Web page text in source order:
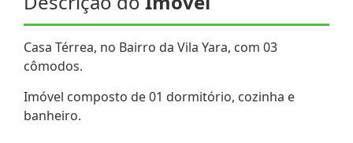
Casa Térrea, no Bairro da Vila Yara, com 03
cômodos.
Imóvel composto de 01 dormitório, cozinha e
banheiro.